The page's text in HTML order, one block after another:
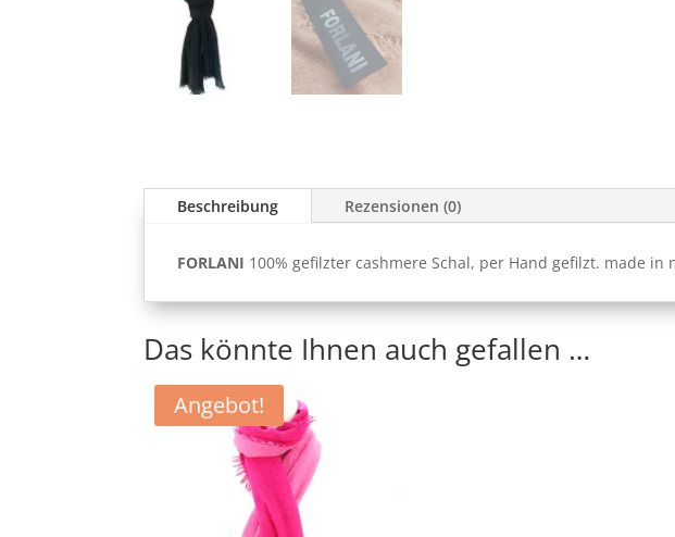
Beschreibung Rezensionen (0)
FORLANI 100% gefilzter cashmere Schal, per Hand gefilzt. made in
Das könnte Ihnen auch gefallen …
Angebot!